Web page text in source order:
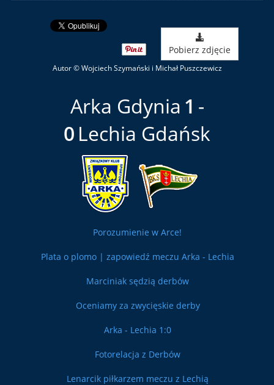
Pobierz zdjęcie
Autor © Wojciech Szymański i Michał Puszczewicz
Arka Gdynia 1
0 Lechia Gdańsk
Porozumienie w Arce!
Plata o plomo | zapowiedź meczu Arka - Lechia
Marciniak sędzią derbów
Oceniamy za zwycięskie derby
Arka - Lechia 1:0
Fotorelacja z Derbów
Lenarcik piłkarzem meczu z Lechią